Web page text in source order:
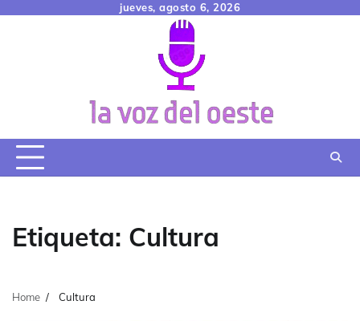
jueves, agosto 6, 2026
Etiqueta: Cultura
Home Cultura